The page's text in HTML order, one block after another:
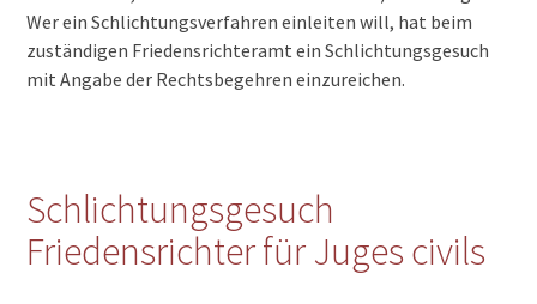
2805 Soyhières
2803 Bourrignon
2802 Develier
2714 Les Genevez JU
2364 St-Brais
2363 Les Enfers
Wer ein Schlichtungsverfahren einleiten will, hat beim
zuständigen Friedensrichteramt ein Schlichtungsgesuch
mit Angabe der Rechtsbegehren einzureichen.
Schlichtungsgesuch
Friedensrichter für Juges civils